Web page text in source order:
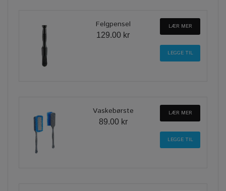
Felgpensel
129.00 kr
LÆR MER
Vaskebørste
89.00 kr
LÆR MER